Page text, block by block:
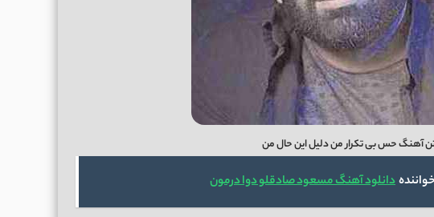
آهنگ حس بی تکرار من دلیل این حال من
دانلود آهنگ مسعود صادقلو دوا درمون